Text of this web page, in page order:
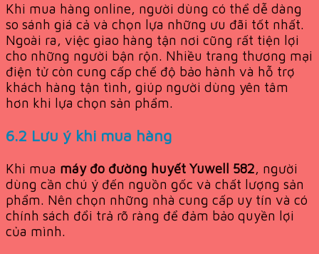
Khi mua hàng online, người dùng có thể dễ dàng
so sánh giá cả và chọn lựa những ưu đãi tốt nhất.
Ngoài ra, việc giao hàng tận nơi cũng rất tiện lợi
cho những người bận rộn. Nhiều trang thương mại
điện tử còn cung cấp chế độ bảo hành và hỗ trợ
khách hàng tận tình, giúp người dùng yên tâm
hơn khi lựa chọn sản phẩm.
6.2 Lưu ý khi mua hàng
Khi mua máy đo đường huyết Yuwell 582, người
dùng cần chú ý đến nguồn gốc và chất lượng sản
phẩm. Nên chọn những nhà cung cấp uy tín và có
chính sách đổi trả rõ ràng để đảm bảo quyền lợi
của mình.